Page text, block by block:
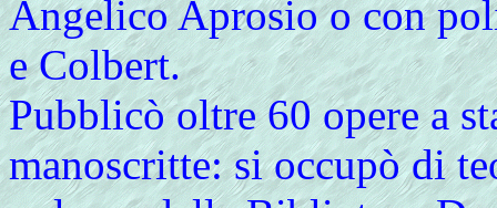
Angelico Aprosio o con
e Colbert.
Pubblicò oltre 60 opere a
manoscritte: si occupò di